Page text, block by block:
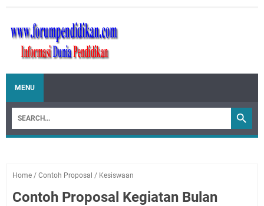
MENU
Home / Contoh Proposal / Kesiswaan
Contoh Proposal Kegiatan Bulan